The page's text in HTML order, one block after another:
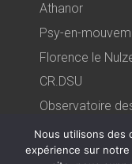
Athanor
Psy-en-
Florence le
CR.DSU
Observatoire
Futuribles
Nous utilisons des
expérience sur